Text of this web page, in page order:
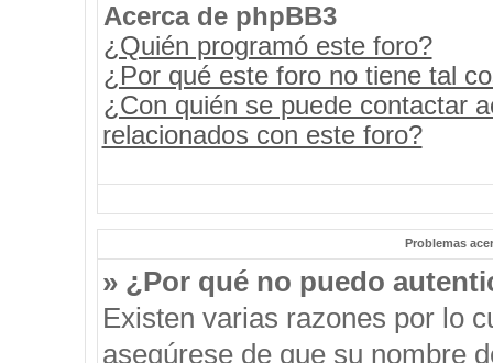
Acerca de phpBB3
¿Quién programó este foro?
¿Por qué este foro no tiene tal
¿Con quién se puede contactar
relacionados con este foro?
Problemas
» ¿Por qué no puedo
Existen varias razones por lo
asegúrese de que su nombre